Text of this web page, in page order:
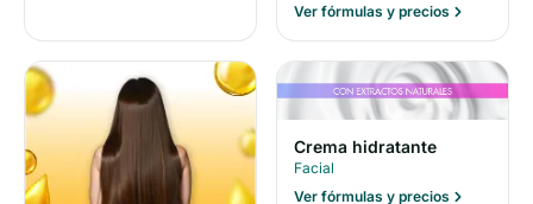
Ver fórmulas y precios
Crema hidratante
Facial
Ver fórmulas y precios